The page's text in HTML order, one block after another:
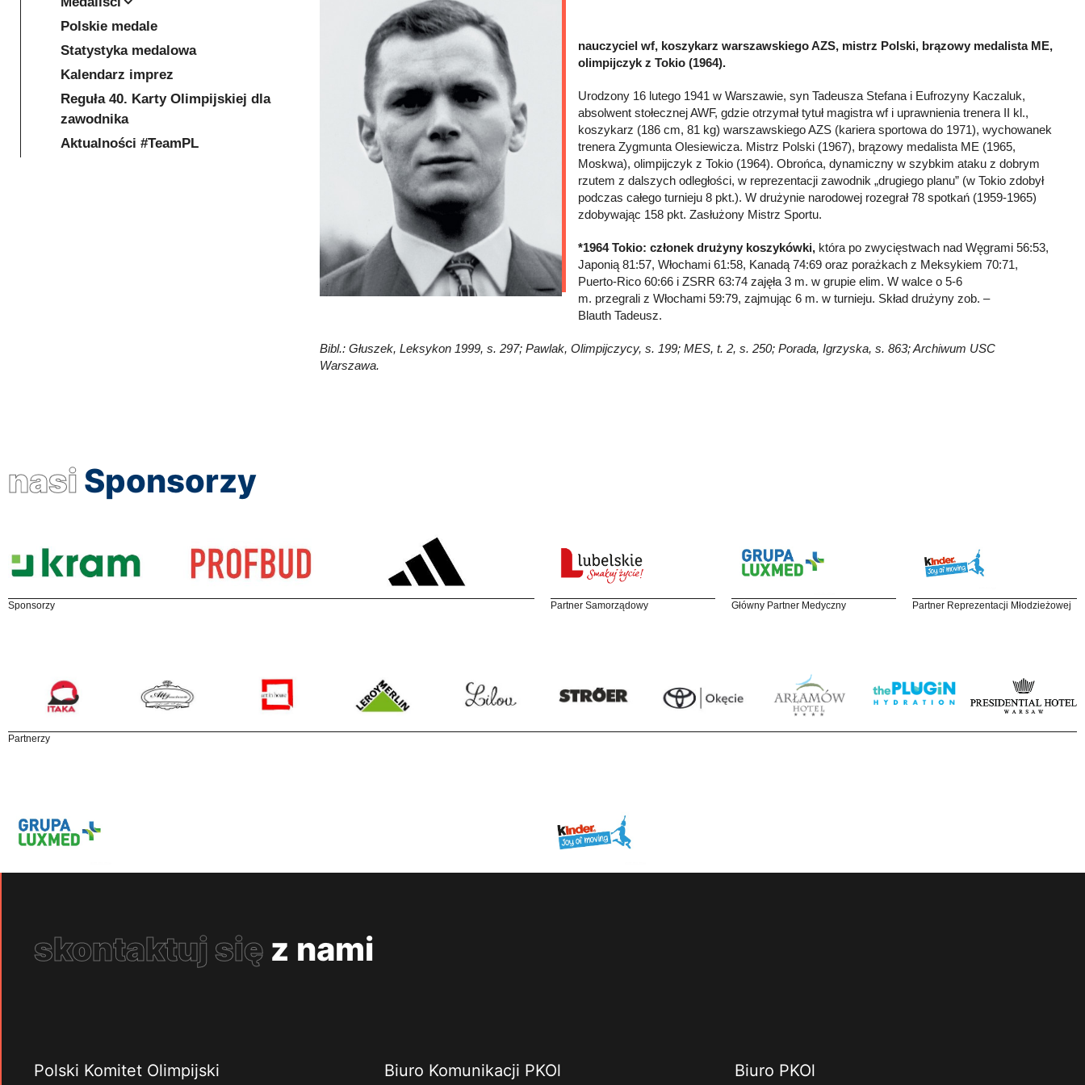
nauczyciel wf, koszykarz warszawskiego AZS, mistrz Polski, brązowy medalista ME,
olimpijczyk z Tokio (1964).
Urodzony 16 lutego 1941 w Warszawie, syn Tadeusza Stefana i Eufrozyny Kaczaluk,
absolwent stołecznej AWF, gdzie otrzymał tytuł magistra wf i uprawnienia trenera II kl.,
koszykarz (186 cm, 81 kg) warszawskiego AZS (kariera sportowa do 1971), wychowanek
trenera Zygmunta Olesiewicza. Mistrz Polski (1967), brązowy medalista ME (1965,
Moskwa), olimpijczyk z Tokio (1964). Obrońca, dynamiczny w szybkim ataku z dobrym
rzutem z dalszych odległości, w reprezentacji zawodnik „drugiego planu” (w Tokio zdobył
podczas całego turnieju 8 pkt.). W drużynie narodowej rozegrał 78 spotkań (1959-1965)
zdobywając 158 pkt. Zasłużony Mistrz Sportu.
*1964 Tokio: członek drużyny koszykówki, która po zwycięstwach nad Węgrami 56:53,
Japonią 81:57, Włochami 61:58, Kanadą 74:69 oraz porażkach z Meksykiem 70:71,
Puerto-Rico 60:66 i ZSRR 63:74 zajęła 3 m. w grupie elim. W walce o 5-6
m. przegrali z Włochami 59:79, zajmując 6 m. w turnieju. Skład drużyny zob. –
Blauth Tadeusz.
Bibl.: Głuszek, Leksykon 1999, s. 297; Pawlak, Olimpijczycy, s. 199; MES, t. 2, s. 250; Porada, Igrzyska, s. 863; Archiwum USC
Warszawa.
Polskie medale
Statystyka medalowa
Kalendarz imprez
Reguła 40. Karty Olimpijskiej dla
zawodnika
Aktualności #TeamPL
nasi Sponsorzy
Sponsorzy Partner Samorządowy Główny Partner Medyczny Partner Reprezentacji Młodzieżowej
Partnerzy
skontaktuj się z nami
Polski Komitet Olimpijski Biuro Komunikacji PKOl Biuro PKOl